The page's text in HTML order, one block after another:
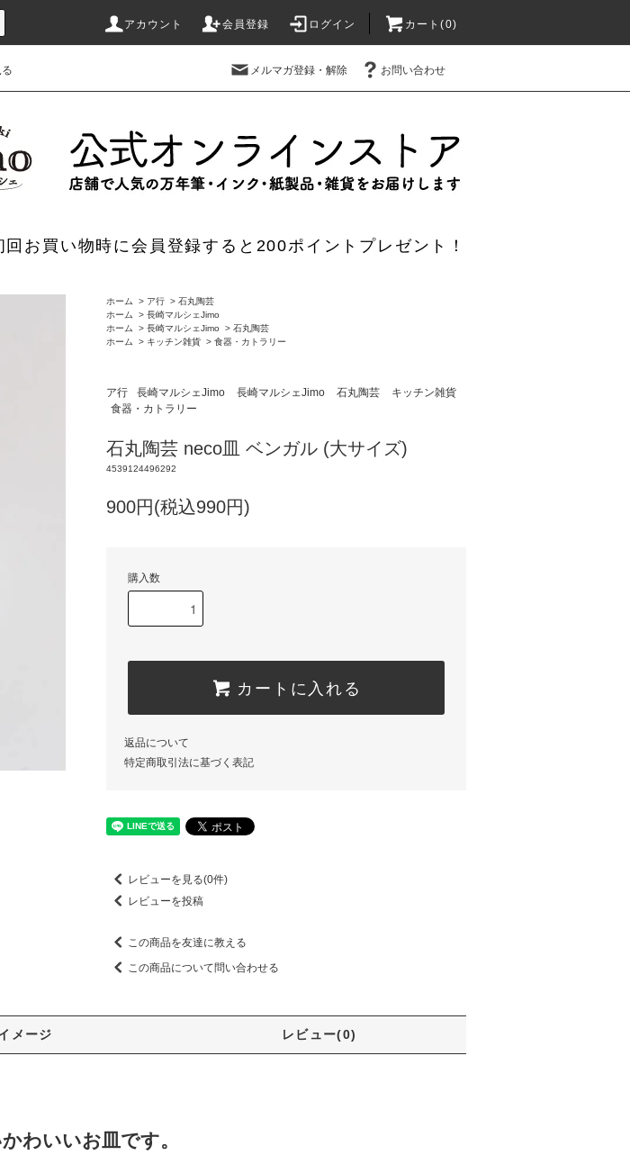
アカウント 会員登録 ログイン カート(0)
メルマガ登録・解除 お問い合わせ
お買い物時に会員登録すると200ポイントプレゼント！
ホーム > ア行 > 石丸陶芸
ホーム
> 長崎マルシェJimo
ホーム
> 長崎マルシェJimo > 石丸陶芸
ホーム
> キッチン雑貨 > 食器・カトラリー
ア行 長崎マルシェJimo 長崎マルシェJimo 石丸陶芸
キッチン雑貨
食器・カトラリー
石丸陶芸 neco皿 ベンガル (大サイズ)
4539124496292
900円(税込990円)
購入数
カートに入れる
返品について
特定商取引法に基づく表記
レビューを見る(0件)
レビューを投稿
この商品を友達に教える
この商品について問い合わせる
メージ レビュー(0)
わいいお皿です。